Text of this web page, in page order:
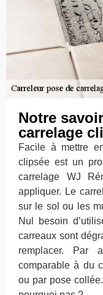
Notre
carrelage
Facile à mettre
clipsée est un
carrelage WJ
appliquer. Le
sur le sol ou les
Nul besoin
carreaux sont
remplacer. Par
comparable à du
ou par pose